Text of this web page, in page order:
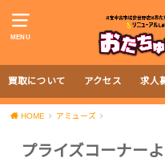
MENU
買取について アクセス 求人
HOME アミューズ
プライズコーナー